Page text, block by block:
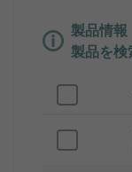
製品情報
製品を検